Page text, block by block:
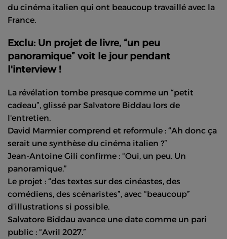
du cinéma italien qui ont beaucoup travaillé avec la
France.
Exclu: Un projet de livre, “un peu
panoramique” voit le jour pendant
l'interview !
La révélation tombe presque comme un “petit
cadeau”, glissé par Salvatore Biddau lors de
l'entretien.
David Marmier comprend et reformule : “Ah donc ça
serait une synthèse du cinéma italien ?”
Jean-Antoine Gili confirme : “Oui, un peu. Un
panoramique.”
Le projet : “des textes sur des cinéastes, des
comédiens, des scénaristes”, avec “beaucoup”
d’illustrations si possible.
Salvatore Biddau avance une date comme un pari
public : “Avril 2027.”